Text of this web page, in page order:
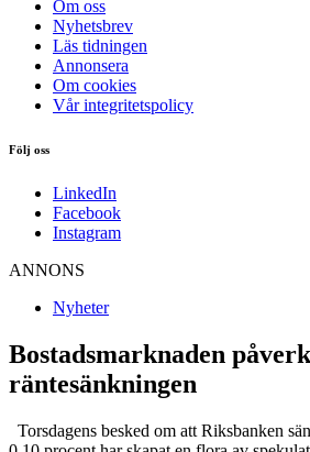
Om oss
Nyhetsbrev
Läs tidningen
Annonsera
Om cookies
Vår integritetspolicy
Följ oss
LinkedIn
Facebook
Instagram
ANNONS
Nyheter
Bostadsmarknaden
räntesänkningen
Torsdagens besked om att Riksbanken